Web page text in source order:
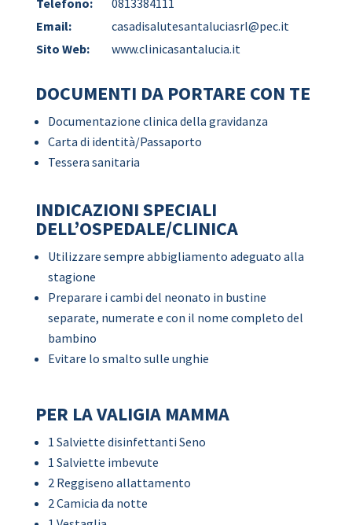
Telefono:
0813384111
Email:
casadisalutesantaluciasrl@pec.it
Sito Web:
www.clinicasantalucia.it
DOCUMENTI DA PORTARE CON TE
Documentazione clinica della gravidanza
Carta di identità/Passaporto
Tessera sanitaria
INDICAZIONI SPECIALI
DELL’OSPEDALE/CLINICA
Utilizzare sempre abbigliamento adeguato alla
stagione
Preparare i cambi del neonato in bustine
separate, numerate e con il nome completo del
bambino
Evitare lo smalto sulle unghie
PER LA VALIGIA MAMMA
1 Salviette disinfettanti Seno
1 Salviette imbevute
2 Reggiseno allattamento
2 Camicia da notte